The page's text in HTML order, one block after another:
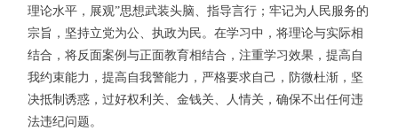
理论水平，展观”思想武装头脑、指导言行；牢记为人民服务的
宗旨，坚持立党为公、执政为民。在学习中，将理论与实际相
结合，将反面案例与正面教育相结合，注重学习效果，提高自
我约束能力，提高自我警能力，严格要求自己，防微杜渐，坚
决抵制诱惑，过好权利关、金钱关、人情关，确保不出任何违
法违纪问题。